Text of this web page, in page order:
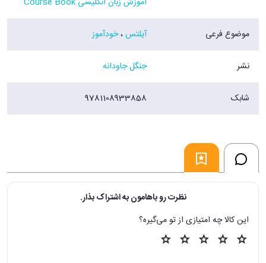
موضوع فرعی آیلتس،خودآموز
نشر جنگل جاودانه
شابک 9781108933858
نظرت رو باهامون به اشتراک بذار.
این کالا چه امتیازی از تو می‌گیره؟